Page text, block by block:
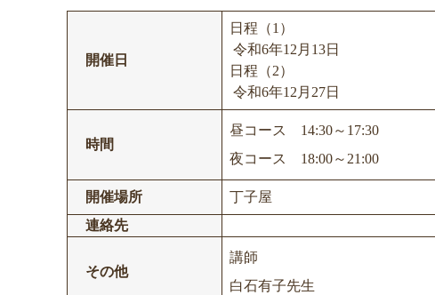
開催日
日程（1）
令和6年12月13日
日程（2）
令和6年12月27日
時間
昼コース 14:30～17:30
夜コース 18:00～21:00
開催場所
丁子屋
連絡先
その他
講師
白石有子先生